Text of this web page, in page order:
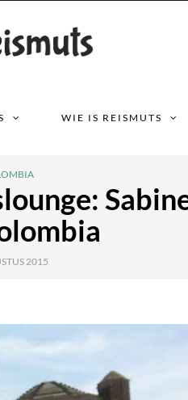
WIE IS REISMUTS
2015